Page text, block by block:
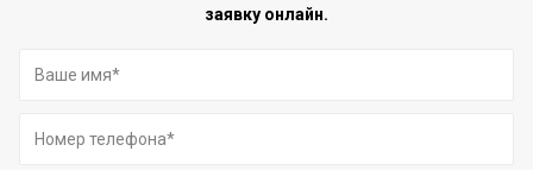
заявку онлайн.